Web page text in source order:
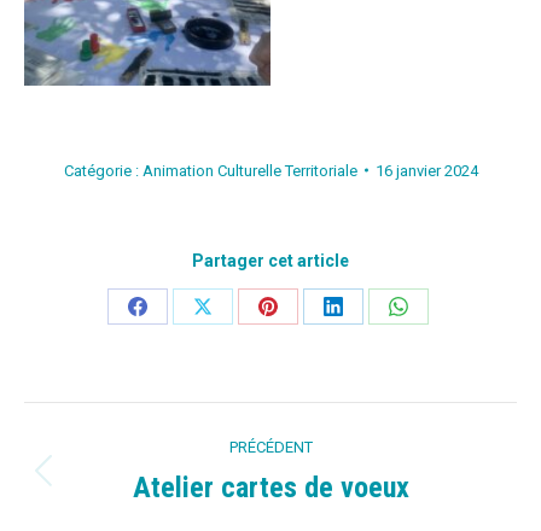
Catégorie : Animation Culturelle Territoriale 16 janvier 2024
Partager cet article
PartagerPartagerPartagerPartagerPartager
Navigation
article
PRÉCÉDENT
Article
Atelier cartes de voeux